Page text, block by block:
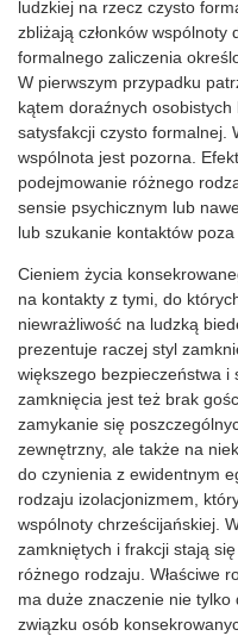
ludzkiej na rzecz czysto
zbliżają członków
formalnego zaliczenia
W pierwszym przypadku
kątem doraźnych
satysfakcji czysto formalnej.
wspólnota jest pozorna.
podejmowanie różnego
sensie psychicznym lub
lub szukanie kontaktów poza
Cieniem życia
na kontakty z tymi, do
niewrażliwość na ludzką
prezentuje raczej styl
większego bezpieczeństwa
zamknięcia jest też brak
zamykanie się
zewnętrzny, ale także na
do czynienia z ewidentnym
rodzaju izolacjonizmem,
wspólnoty chrześcijańskiej.
zamkniętych i frakcji stają
różnego rodzaju. Właściwe
ma duże znaczenie nie
związku osób